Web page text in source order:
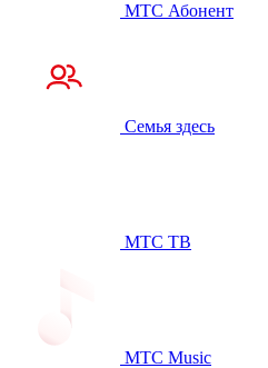
МТС Абонент
Семья здесь
МТС ТВ
МТС Music